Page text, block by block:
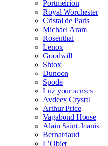
Portmeirion
Royal Worchester
Cristal de Paris
Michael Aram
Rosenthal
Lenox
Goodwill
Shtox
Dunoon
Spode
Luz your senses
Avdeev Crystal
Arthur Price
Vagabond House
Alain Saint-Joanis
Bernardaud
L’Objet